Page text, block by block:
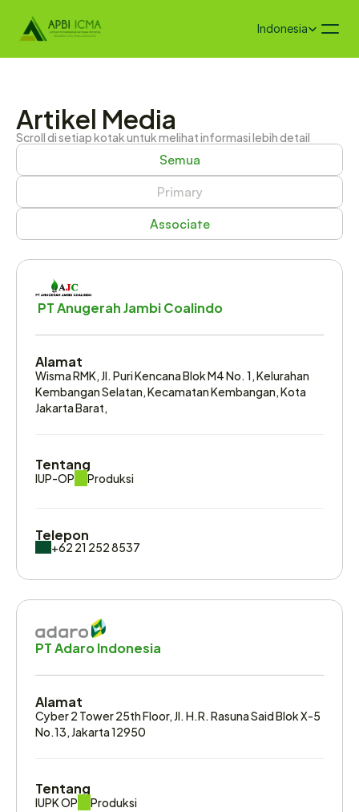
Select Language
Indonesia
Artikel Media
Scroll di setiap kotak untuk melihat informasi lebih detail
Semua
Primary
Associate
PT Anugerah Jambi Coalindo
Alamat
Wisma RMK, Jl. Puri Kencana Blok M4 No. 1, Kelurahan
Kembangan Selatan, Kecamatan Kembangan, Kota
Jakarta Barat,
Tentang
IUP-OP Produksi
Telepon
+62 21 252 8537
Email
PT Adaro Indonesia
Alamat
Cyber 2 Tower 25th Floor, Jl. H.R. Rasuna Said Blok X-5
No.13, Jakarta 12950
Tentang
IUPK OP Produksi